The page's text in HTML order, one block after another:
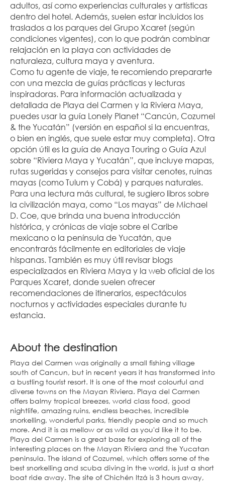
adultos, así como experiencias culturales y artísticas
dentro del hotel. Además, suelen estar incluidos los
traslados a los parques del Grupo Xcaret (según
condiciones vigentes), con lo que podrán combinar
relajación en la playa con actividades de
naturaleza, cultura maya y aventura.
Como tu agente de viaje, te recomiendo prepararte
con una mezcla de guías prácticas y lecturas
inspiradoras. Para información actualizada y
detallada de Playa del Carmen y la Riviera Maya,
puedes usar la guía Lonely Planet “Cancún, Cozumel
& the Yucatán” (versión en español si la encuentras,
o bien en inglés, que suele estar muy completa). Otra
opción útil es la guía de Anaya Touring o Guía Azul
sobre “Riviera Maya y Yucatán”, que incluye mapas,
rutas sugeridas y consejos para visitar cenotes, ruinas
mayas (como Tulum y Cobá) y parques naturales.
Para una lectura más cultural, te sugiero libros sobre
la civilización maya, como “Los mayas” de Michael
D. Coe, que brinda una buena introducción
histórica, y crónicas de viaje sobre el Caribe
mexicano o la península de Yucatán, que
encontrarás fácilmente en editoriales de viaje
hispanas. También es muy útil revisar blogs
especializados en Riviera Maya y la web oficial de los
Parques Xcaret, donde suelen ofrecer
recomendaciones de itinerarios, espectáculos
nocturnos y actividades especiales durante tu
estancia.
About the destination
Playa del Carmen was originally a small fishing village
south of Cancun, but in recent years it has transformed into
a bustling tourist resort. It is one of the most colourful and
diverse towns on the Mayan Riviera. Playa del Carmen
offers balmy tropical breezes, world class food, good
nightlife, amazing ruins, endless beaches, incredible
snorkelling, wonderful parks, friendly people and so much
more. And it is as mellow or as wild as you'd like it to be.
Playa del Carmen is a great base for exploring all of the
interesting places on the Mayan Riviera and the Yucatan
peninsula. The island of Cozumel, which offers some of the
best snorkelling and scuba diving in the world, is just a short
boat ride away. The site of Chichén Itzá is 3 hours away,